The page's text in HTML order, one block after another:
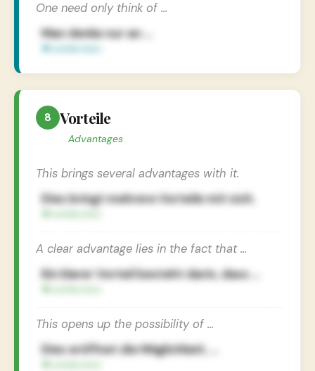
One need only think of …
Man denke nur an …
8 Vorteile
Advantages
This brings several advantages with it.
Dies bringt mehrere Vorteile mit sich.
A clear advantage lies in the fact that …
Ein klarer Vorteil besteht darin, dass …
This opens up the possibility of …
Dies eröffnet die Möglichkeit, …